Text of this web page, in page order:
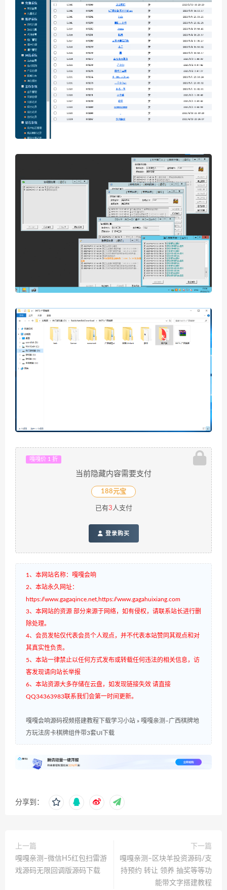
嘎嘎价 1 折
当前隐藏内容需要支付
188元宝
已有3人支付
登录购买
1、本网站名称：嘎嘎会响
2、本站永久网址：
https://www.gagaqince.net,https://www.gagahuixiang.com
3、本网站的资源 部分来源于网络，如有侵权，请联系站长进行删
除处理。
4、会员发帖仅代表会员个人观点，并不代表本站赞同其观点和对
其真实性负责。
5、本站一律禁止以任何方式发布或转载任何违法的相关信息，访
客发现请向站长举报
6、本站资源大多存储在云盘，如发现链接失效 请直接
QQ34363983联系我们会第一时间更新。
嘎嘎会响源码视频搭建教程下载学习小站 » 嘎嘎亲测–广西棋牌地
方玩法房卡棋牌组件带3套UI下载
分享到：
上一篇
嘎嘎亲测–微信H5红包扫雷游
戏源码无限回调版源码下载
下一篇
嘎嘎亲测–区块羊投资源码/支
持预约 转让 领养 抽奖等等功
能带文字搭建教程